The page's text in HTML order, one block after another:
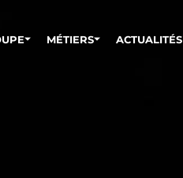
MÉTIERS ACTUALITÉS